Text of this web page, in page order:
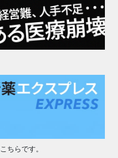
ちらです。